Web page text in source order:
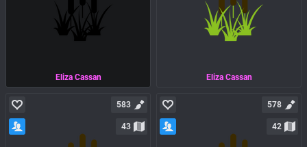
Eliza Cassan Eliza Cassan
583
43
578
42